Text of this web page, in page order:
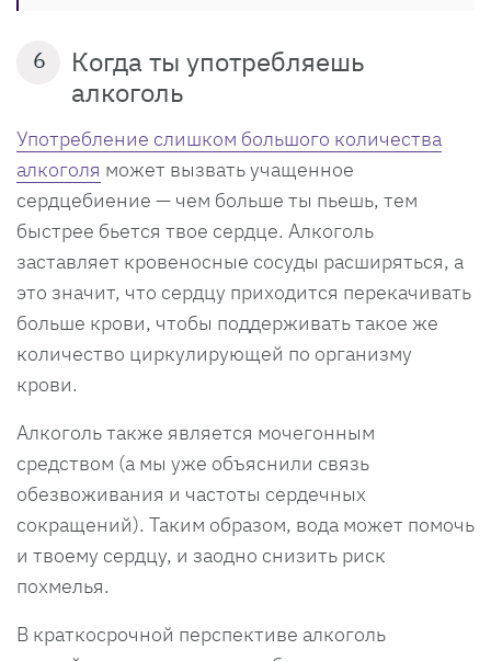
6
Когда ты употребляешь
алкоголь
Употребление слишком большого количества
алкоголя может вызвать учащенное
сердцебиение — чем больше ты пьешь, тем
быстрее бьется твое сердце. Алкоголь
заставляет кровеносные сосуды расширяться, а
это значит, что сердцу приходится перекачивать
больше крови, чтобы поддерживать такое же
количество циркулирующей по организму
крови.
Алкоголь также является мочегонным
средством (а мы уже объяснили связь
обезвоживания и частоты сердечных
сокращений). Таким образом, вода может помочь
и твоему сердцу, и заодно снизить риск
похмелья.
В краткосрочной перспективе алкоголь